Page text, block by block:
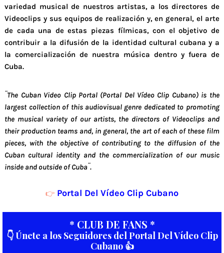
variedad musical de nuestros artistas, a los directores de
Videoclips y sus equipos de realización y, en general, el arte
de cada una de estas piezas fílmicas, con el objetivo de
contribuir a la difusión de la identidad cultural cubana y a
la comercialización de nuestra música dentro y fuera de
Cuba.
¨The Cuban Video Clip Portal (Portal Del Vídeo Clip Cubano) is the
largest collection of this audiovisual genre dedicated to promoting
the musical variety of our artists, the directors of Videoclips and
their production teams and, in general, the art of each of these film
pieces, with the objective of contributing to the diffusion of the
Cuban cultural identity and the commercialization of our music
inside and outside of Cuba¨.
👉 Portal Del Vídeo Clip Cubano
* CLUB DE FANS *
👇 Únete a los Seguidores del Portal Del Vídeo Clip
Cubano 👍